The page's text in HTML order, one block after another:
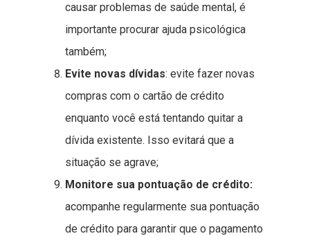
causar problemas de saúde mental, é
importante procurar ajuda psicológica
também;
Evite novas dívidas: evite fazer novas
compras com o cartão de crédito
enquanto você está tentando quitar a
dívida existente. Isso evitará que a
situação se agrave;
Monitore sua pontuação de crédito:
acompanhe regularmente sua pontuação
de crédito para garantir que o pagamento